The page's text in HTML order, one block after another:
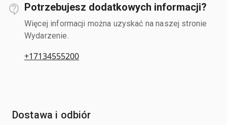
Potrzebujesz dodatkowych informacji?
Więcej informacji można uzyskać na naszej stronie
Wydarzenie.
+17134555200
Dostawa i odbiór